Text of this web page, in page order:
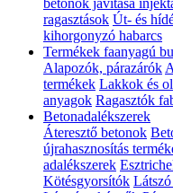
betonok javítása
ragasztások Út- és
kihorgonyzó habarcs
Termékek faanyagú
Alapozók, párazárók
termékek Lakkok és
anyagok Ragasztók
Betonadalékszerek
Áteresztő betonok
újrahasznosítás
adalékszerek
Kötésgyorsítók